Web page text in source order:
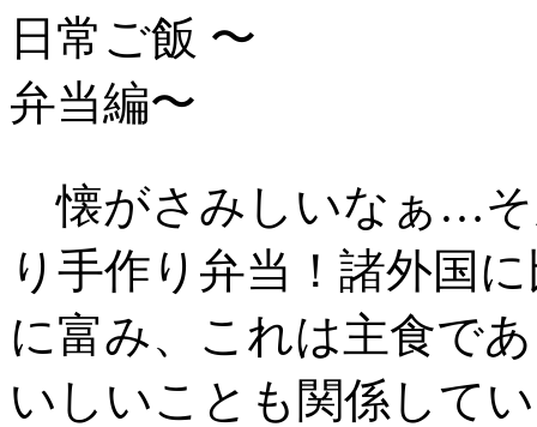
懐がさみしいなぁ…そ
り手作り弁当！諸外国
に富み、これは主食で
いしいことも関係して